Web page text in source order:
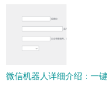
微信机器人详细介绍：一